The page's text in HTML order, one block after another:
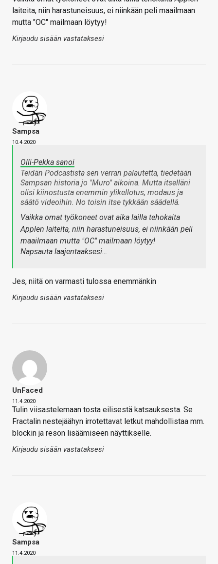
laiteita, niin harastuneisuus, ei niinkään peli maailmaan
mutta "OC" mailmaan löytyy!
Kirjaudu sisään vastataksesi
Sampsa
10.4.2020
Olli-Pekka sanoi
Teidän Podcastista sen verran palautetta, tiedetään
Sampsan historia jo "Muro" aikoina. Mutta itselläni
olisi kiinostusta enemmin ylikellotus, modaus ja
säätö videoihin. No toisin itse tykkään säädellä.
Vaikka omat työkoneet ovat aika lailla tehokaita
Applen laiteita, niin harastuneisuus, ei niinkään peli
maailmaan mutta "OC" mailmaan löytyy!
Napsauta laajentaaksesi…
Jes, niitä on varmasti tulossa enemmänkin
Kirjaudu sisään vastataksesi
UnFaced
11.4.2020
Tulin viisastelemaan tosta eilisestä katsauksesta. Se
Fractalin nestejäähyn irrotettavat letkut mahdollistaa mm.
blockin ja reson lisäämiseen näyttikselle.
Kirjaudu sisään vastataksesi
Sampsa
11.4.2020